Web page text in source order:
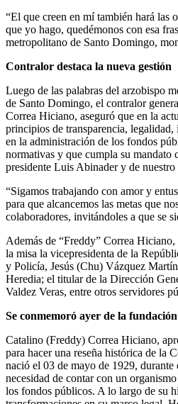
“El que creen en mí también hará las
que yo hago, quedémonos con esa
metropolitano de Santo Domingo,
Contralor destaca la nueva gestión
Luego de las palabras del arzobispo
de Santo Domingo, el contralor
Correa Hiciano, aseguró que en la
principios de transparencia,
en la administración de los fondos
normativas y que cumpla su mandato
presidente Luis Abinader y de
“Sigamos trabajando con amor y
para que alcancemos las metas que
colaboradores, invitándoles a que se
Además de “Freddy” Correa Hiciano,
la misa la vicepresidenta de la
y Policía, Jesús (Chu) Vázquez
Heredia; el titular de la Dirección
Valdez Veras, entre otros servidores
Se conmemoró ayer de la
Catalino (Freddy) Correa Hiciano,
para hacer una reseña histórica de la
nació el 03 de mayo de 1929,
necesidad de contar con un
los fondos públicos. A lo largo de su